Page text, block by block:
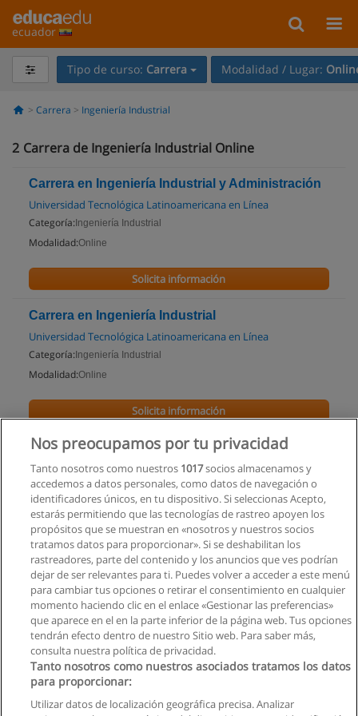
ecuador
Tipo de curso: Carrera Modalidad / Lugar:
Carrera Ingeniería Industrial
2 Carrera de Ingeniería Industrial Online
Carrera en Ingeniería Industrial y Administración
Universidad Tecnológica Latinoamericana en Línea
Categoría: Ingeniería Industrial
Modalidad:Online
Solicita información
Carrera en Ingeniería Industrial
Universidad Tecnológica Latinoamericana en Línea
Categoría: Ingeniería Industrial
Modalidad:Online
Solicita información
Nos preocupamos por tu privacidad
Tanto nosotros como nuestros 1017socios almacenamos y
accedemos a datos personales, como datos de navegación o
identificadores únicos, en tu dispositivo. Si seleccionas Acepto,
estarás permitiendo que las tecnologías de rastreo apoyen los
propósitos que se muestran en «nosotros y nuestros socios
tratamos datos para proporcionar». Si se deshabilitan los
rastreadores, parte del contenido y los anuncios que ves podrían
dejar de ser relevantes para ti. Puedes volver a acceder a este menú
para cambiar tus opciones o retirar el consentimiento en cualquier
momento haciendo clic en el enlace «Gestionar las preferencias»
que aparece en el en la parte inferior de la página web. Tus opciones
tendrán efecto dentro de nuestro Sitio web. Para saber más,
consulta nuestra política de privacidad.
Tanto nosotros como nuestros asociados tratamos los datos
para proporcionar:
Utilizar datos de localización geográfica precisa. Analizar